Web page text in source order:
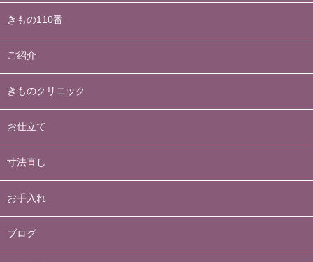
きもの110番
ご紹介
きものクリニック
お仕立て
寸法直し
お手入れ
ブログ